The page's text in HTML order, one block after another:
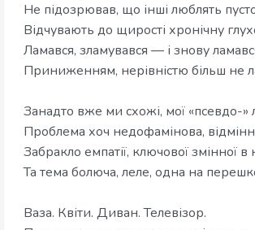
Не підозрював, що інші люблять
Відчувають до щирості хронічну
Ламався, зламувався — і знову
Приниженням, нерівністю більш не
Занадто вже ми схожі, мої «псевдо-»
Проблема хоч недофамінова,
Забракло емпатії, ключової змінної в
Та тема болюча, леле, одна на
Ваза. Квіти. Диван. Телевізор.